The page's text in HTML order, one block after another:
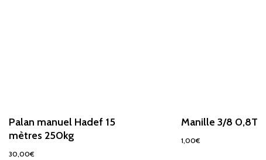
Palan manuel Hadef 15
mètres 250kg
30,00€
Manille 3/8 0,8T
1,00€